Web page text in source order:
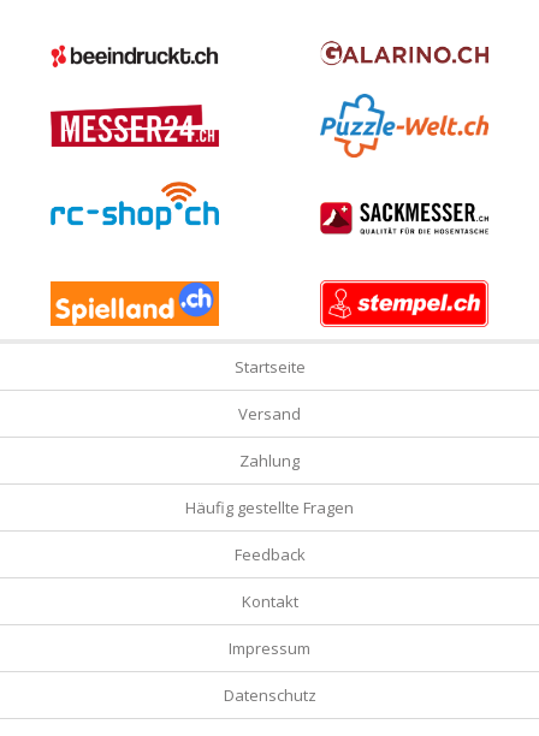
Startseite
Versand
Zahlung
Häufig gestellte Fragen
Feedback
Kontakt
Impressum
Datenschutz